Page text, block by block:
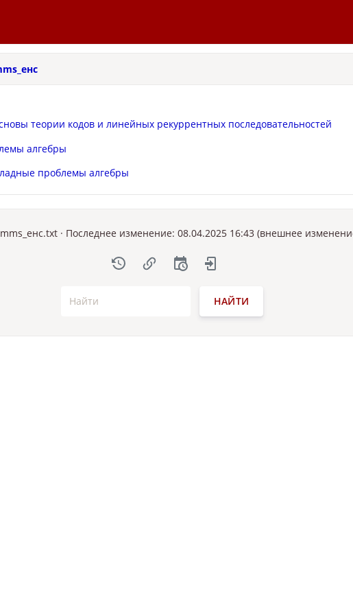
теории кодов и линейных рекуррентных последовательностей
алгебры
проблемы алгебры
· Последнее изменение: 08.04.2025 16:43 (внешнее
НАЙТИ